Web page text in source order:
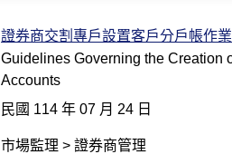
證券商交割專戶設置客戶分戶帳作
Guidelines Governing the Creation
Accounts
民國 114 年 07 月 24 日
市場監理 > 證券商管理